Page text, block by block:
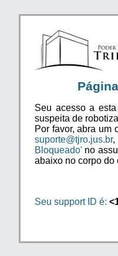
Seu acesso a
suspeita de
Por favor, abra um
suporte@tjro.jus.br
Bloqueado' no
abaixo no corpo do
Seu support ID é: